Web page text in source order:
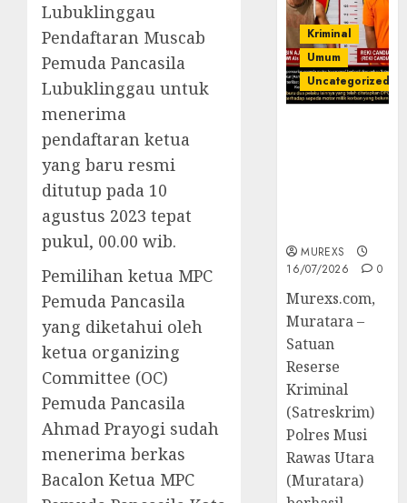
Lubuklinggau
Pendaftaran Muscab
Pemuda Pancasila
Lubuklinggau untuk
menerima
pendaftaran ketua
yang baru resmi
ditutup pada 10
agustus 2023 tepat
pukul, 00.00 wib.
Pemilihan ketua MPC
Pemuda Pancasila
yang diketahui oleh
ketua organizing
Committee (OC)
Pemuda Pancasila
Ahmad Prayogi sudah
menerima berkas
Bacalon Ketua MPC
Kriminal
Umum
Uncategorized
MUREXS
16/07/2026
0
Murexs.com,
Muratara –
Satuan
Reserse
Kriminal
(Satreskrim)
Polres Musi
Rawas Utara
(Muratara)